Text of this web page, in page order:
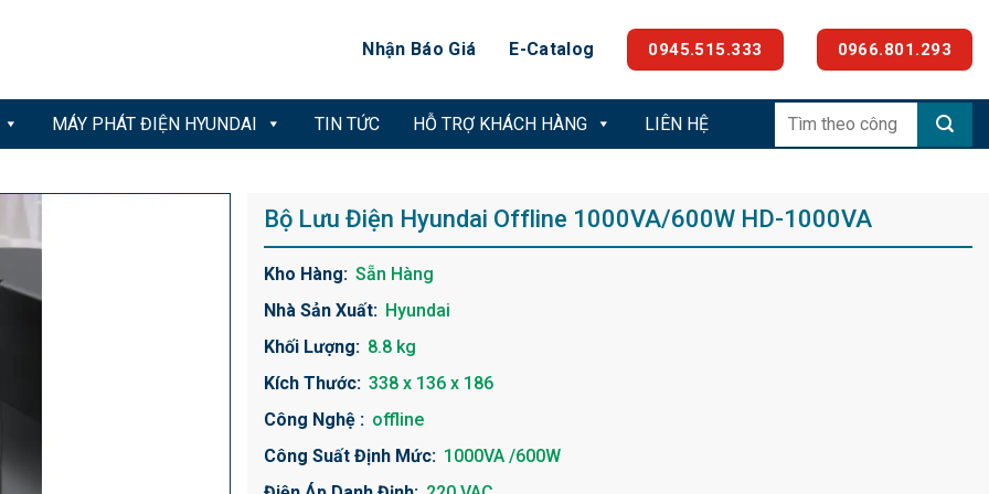
Nhận Báo Giá E-Catalog 0945.515.333 0966.801.293
MÁY PHÁT ĐIỆN HYUNDAI TIN TỨC HỖ TRỢ KHÁCH HÀNG LIÊN HỆ
kiếm:
Bộ Lưu Điện Hyundai Offline 1000VA/600W HD-1000VA
Kho Hàng: Sẵn Hàng
Nhà Sản Xuất: Hyundai
Khối Lượng: 8.8 kg
Kích Thước: 338 x 136 x 186
Công Nghệ : offline
Công Suất Định Mức: 1000VA /600W